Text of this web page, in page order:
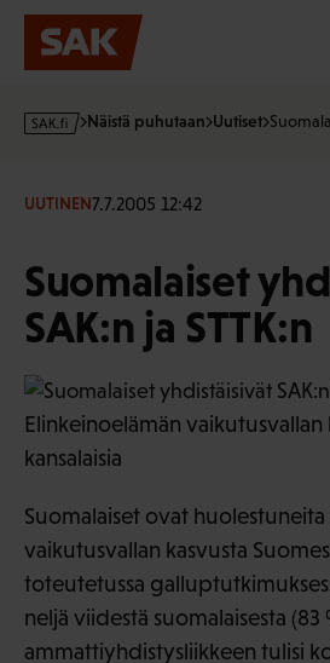
Hyppää
sisältöön
s
·
Näistä puhutaan Uutiset
UUTINEN7.7.2005 12:42
Suomalaiset
SAK:n ja STTK:n
Elinkeinoelämän
kansalaisia
Suomalaiset ovat
vaikutusvallan kasvusta
toteutetussa
neljä viidestä suomalaisesta (83
ammattiyhdistysliikkeen tulisi